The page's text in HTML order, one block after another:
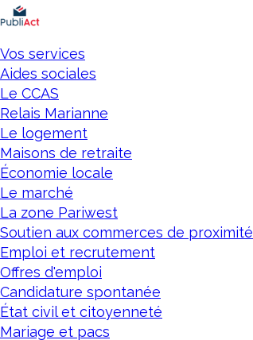
Affichage
légal
Vos services
Aides sociales
Le CCAS
Relais Marianne
Le logement
Maisons de retraite
Économie locale
Le marché
La zone Pariwest
Soutien aux commerces de proximité
Emploi et recrutement
Offres d'emploi
Candidature spontanée
État civil et citoyenneté
Mariage et pacs